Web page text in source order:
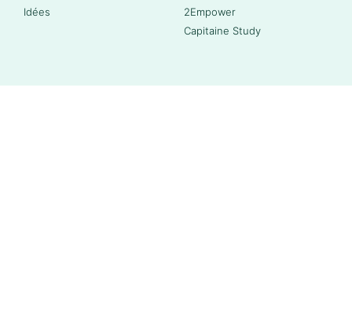
Idées
2Empower
Capitaine Study